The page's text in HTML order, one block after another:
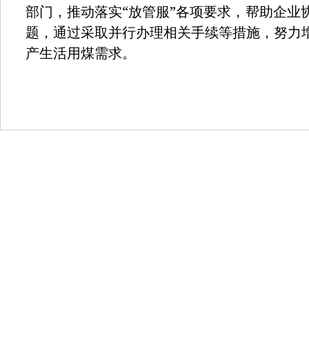
部门，推动落实“放管服”各项要求，帮助企业
题，通过采取并行办理相关手续等措施，努力
产生活用煤需求。